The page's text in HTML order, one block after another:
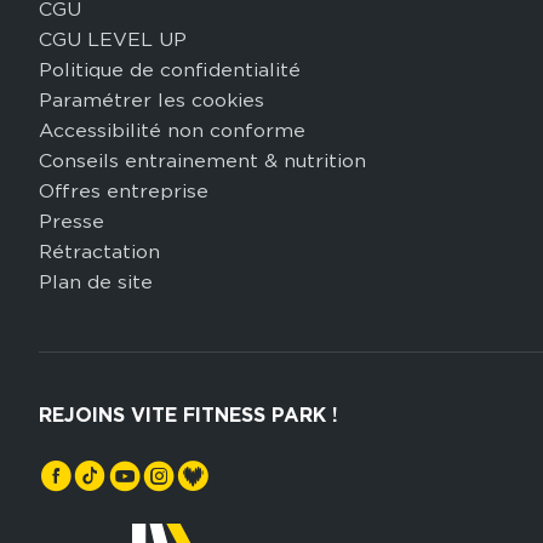
CGU
CGU LEVEL UP
Politique de confidentialité
Paramétrer les cookies
Accessibilité non conforme
Conseils entrainement & nutrition
Offres entreprise
Presse
Rétractation
Plan de site
REJOINS VITE FITNESS PARK !